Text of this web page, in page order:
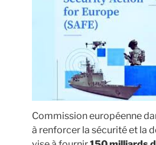
Commission européenne
à renforcer la sécurité et la